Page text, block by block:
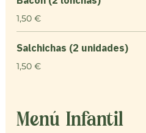
1,50 €
Salchichas (2 unidades)
1,50 €
Menú Infantil